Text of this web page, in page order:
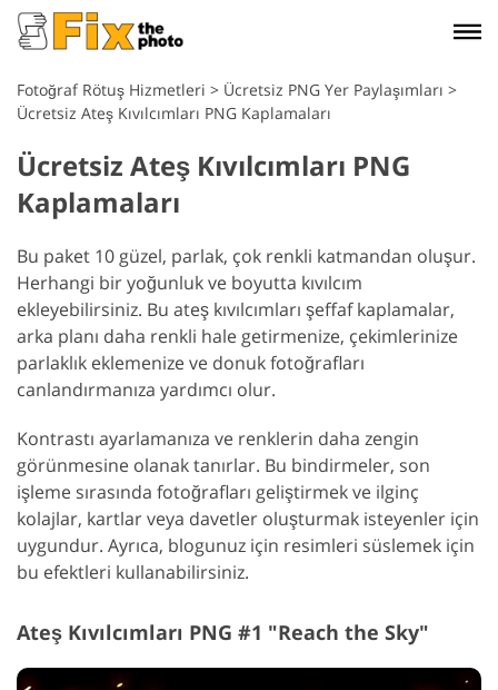
Fotoğraf Rötuş Hizmetleri > Ücretsiz PNG Yer Paylaşımları >
Ücretsiz Ateş Kıvılcımları PNG Kaplamaları
Ücretsiz Ateş Kıvılcımları PNG
Kaplamaları
Bu paket 10 güzel, parlak, çok renkli katmandan oluşur.
Herhangi bir yoğunluk ve boyutta kıvılcım
ekleyebilirsiniz. Bu ateş kıvılcımları şeffaf kaplamalar,
arka planı daha renkli hale getirmenize, çekimlerinize
parlaklık eklemenize ve donuk fotoğrafları
canlandırmanıza yardımcı olur.
Kontrastı ayarlamanıza ve renklerin daha zengin
görünmesine olanak tanırlar. Bu bindirmeler, son
işleme sırasında fotoğrafları geliştirmek ve ilginç
kolajlar, kartlar veya davetler oluşturmak isteyenler için
uygundur. Ayrıca, blogunuz için resimleri süslemek için
bu efektleri kullanabilirsiniz.
Ateş Kıvılcımları PNG #1 "Reach the Sky"